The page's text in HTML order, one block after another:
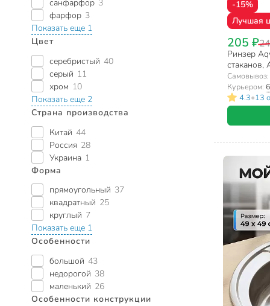
санфарфор 3
фарфор 3
Показать еще 1
Цвет
серебристый 40
серый 11
хром 10
Показать еще 2
Страна производства
Китай 44
Россия 28
Украина 1
Форма
прямоугольный 37
квадратный 25
круглый 7
Показать еще 1
Особенности
большой 43
недорогой 38
маленький 26
Особенности конструкции
-15%
Лучшая
205 ₽
Ринзер
стаканов,
Самовывоз:
Курьером:
4.3•13